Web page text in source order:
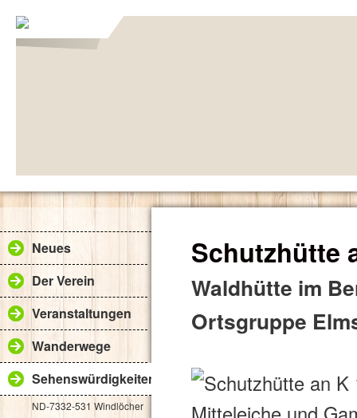
Neues
Der Verein
Veranstaltungen
Wanderwege
Sehenswürdigkeiten
ND-7332-531 Windlöcher
Schutzhütte
Waldhütte im
Ortsgruppe